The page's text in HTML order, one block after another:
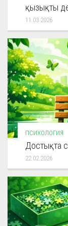
қызықты
11.03.2026
ПСИХОЛОГИЯ
Достықта
22.02.2026